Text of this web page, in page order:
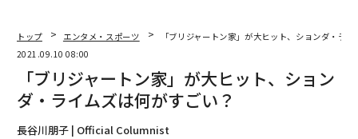
トップ エンタメ・スポーツ
「ブリジャートン家」が大ヒット、ションダ・ラ
2021.09.10 08:00
「ブリジャートン家」が大ヒット、ション
ダ・ライムズは何がすごい？
長谷川朋子 | Official Columnist